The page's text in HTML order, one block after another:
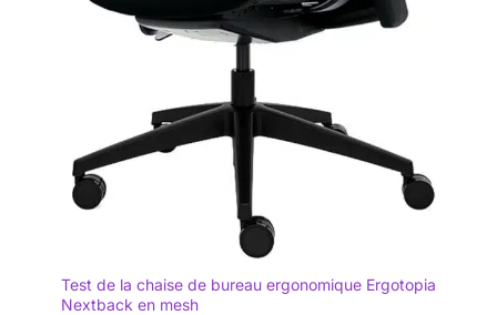
Test de la chaise de bureau ergonomique Ergotopia
Nextback en mesh